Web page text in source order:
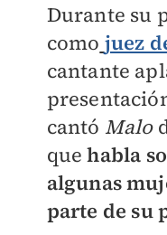
Durante su
como juez
cantante
cantó Malo
quehabla
algunas
parte de su